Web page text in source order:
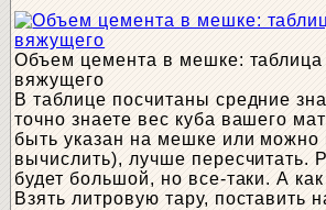
Объем цемента в мешке:
вяжущего
В таблице посчитаны средние
точно знаете вес куба вашего
быть указан на мешке или можно
вычислить), лучше пересчитать.
будет большой, но все-таки. А как
Взять литровую тару, поставить